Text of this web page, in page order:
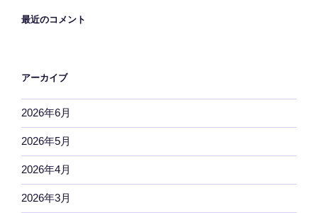
最近のコメント
アーカイブ
2026年6月
2026年5月
2026年4月
2026年3月